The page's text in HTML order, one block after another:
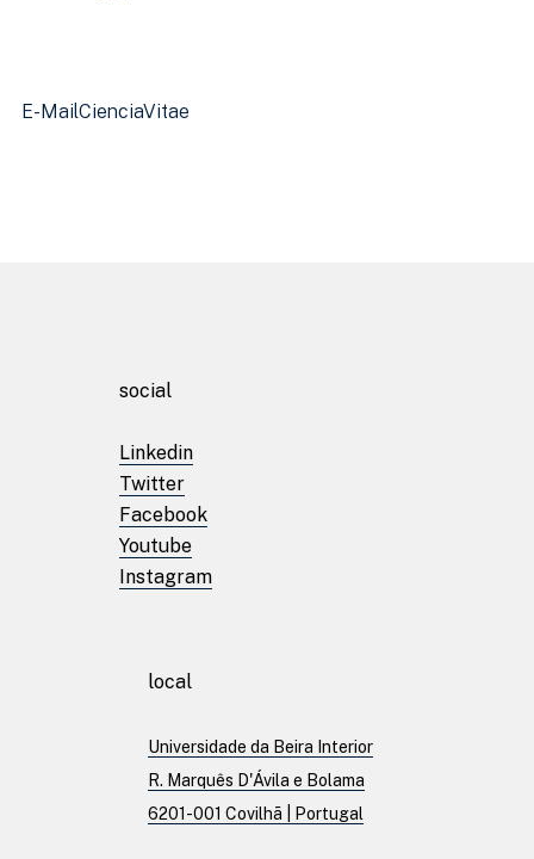
Laboratórios
Projetos
Linkedin
E-MailCienciaVitae
social
Linkedin
Twitter
Facebook
Youtube
Instagram
local
Universidade da Beira Interior
R. Marquês D'Ávila e Bolama
6201-001 Covilhã | Portugal